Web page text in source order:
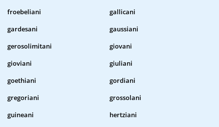
froebeliani
gallicani
gardesani
gaussiani
gerosolimitani
giovani
gioviani
giuliani
goethiani
gordiani
gregoriani
grossolani
guineani
hertziani